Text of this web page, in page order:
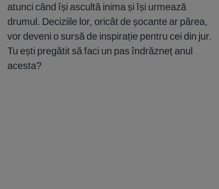
atunci când își ascultă inima și își urmează
drumul. Deciziile lor, oricât de șocante ar părea,
vor deveni o sursă de inspirație pentru cei din jur.
Tu ești pregătit să faci un pas îndrăzneț anul
acesta?